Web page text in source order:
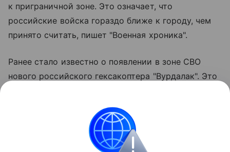
к приграничной зоне. Это означает, что
российские войска гораздо ближе к городу, чем
принято считать, пишет "Военная хроника".
Ранее стало известно о появлении в зоне СВО
нового российского гексакоптера "Вурдалак". Это
дрона, при ее создании упор делался на качества:
более других нужные на передовой: простоту,
живучесть, модульную конструкцию и
возможность автономной работы.